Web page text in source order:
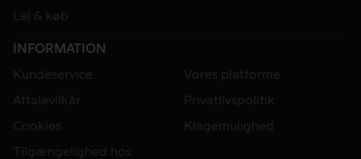
Lej & køb
INFORMATION
Kundeservice
Vores platforme
Aftalevilkår
Privatlivspolitik
Cookies
Klagemulighed
Tilgængelighed hos